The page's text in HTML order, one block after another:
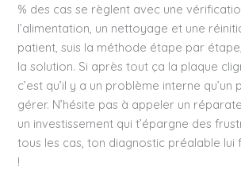
% des cas se règlent avec une
l’alimentation, un nettoyage et une
patient, suis la méthode étape par
la solution. Si après tout ça la plaque
c’est qu’il y a un problème interne
gérer. N’hésite pas à appeler un
un investissement qui t’épargne des
tous les cas, ton diagnostic préalable lui
!